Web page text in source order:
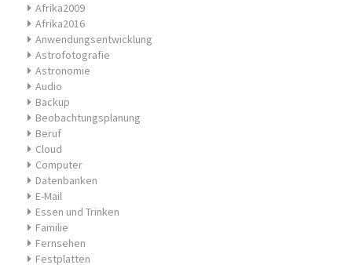
Afrika2009
Afrika2016
Anwendungsentwicklung
Astrofotografie
Astronomie
Audio
Backup
Beobachtungsplanung
Beruf
Cloud
Computer
Datenbanken
E-Mail
Essen und Trinken
Familie
Fernsehen
Festplatten